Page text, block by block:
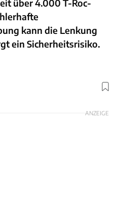
über 4.000 T-Roc-
kann die Lenkung
ein Sicherheitsrisiko.
Hersteller, privat, Hans-Dieter Seufert
ANZEIGE